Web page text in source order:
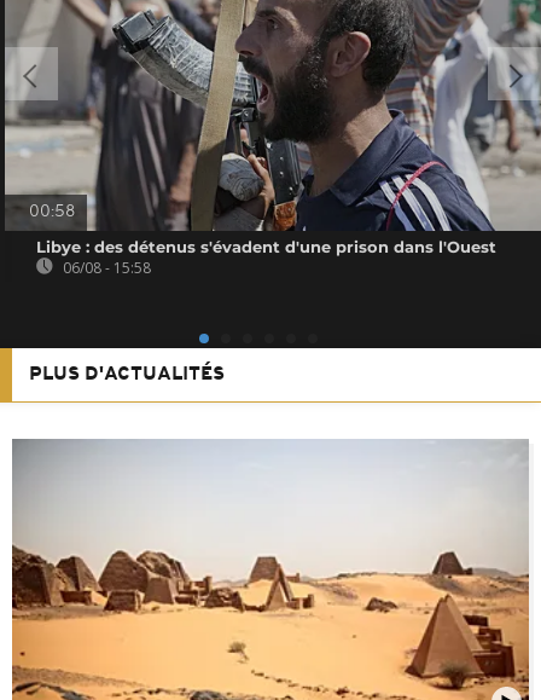
00:58
Libye : des détenus s'évadent d'une prison dans l'Ouest
06/08 - 15:58
PLUS D'ACTUALITÉS